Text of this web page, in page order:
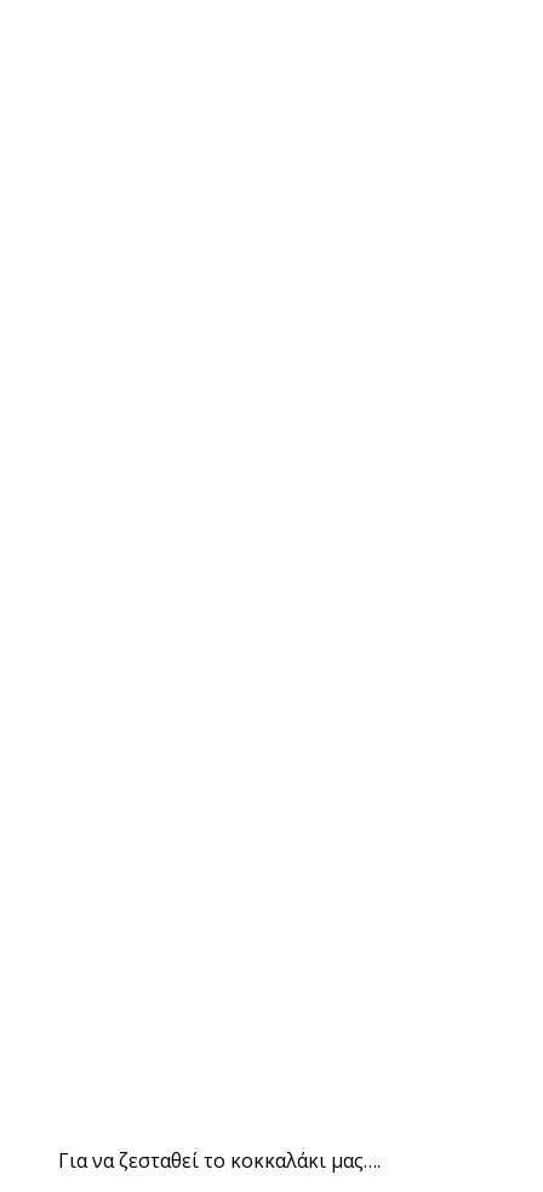
Για να ζεσταθεί το κοκκαλάκι μας….